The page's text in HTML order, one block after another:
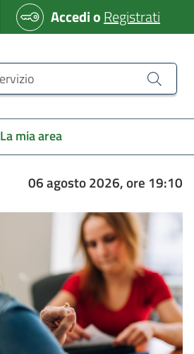
AccedioRegistrati
La mia area
06 agosto 2026, ore 19:10